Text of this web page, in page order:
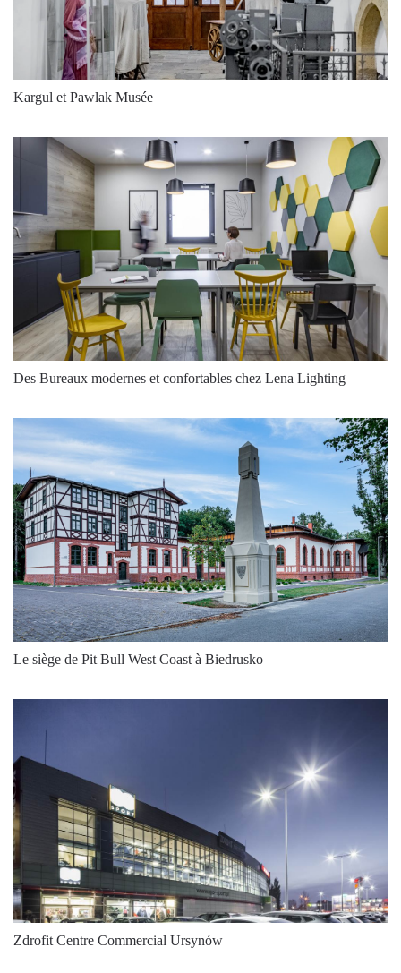
100 4000 11050
Kargul et Pawlak Musée
Des Bureaux modernes et confortables chez Lena Lighting
Le siège de Pit Bull West Coast à Biedrusko
Zdrofit Centre Commercial Ursynów